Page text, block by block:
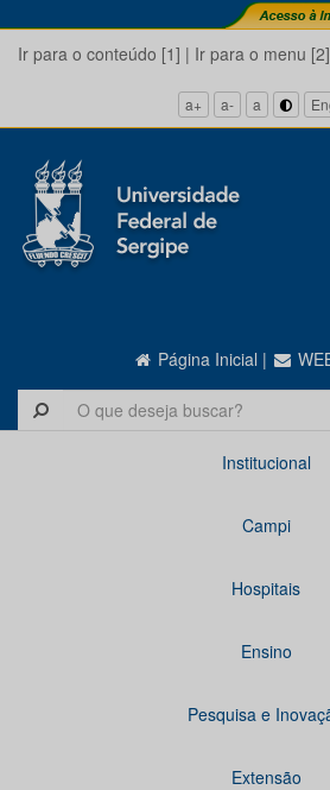
Ir para o conteúdo [1] | Ir para o menu [2]
a+ a- a
Página Inicial |
Institucional
Campi
Hospitais
Ensino
Pesquisa e
Extensão